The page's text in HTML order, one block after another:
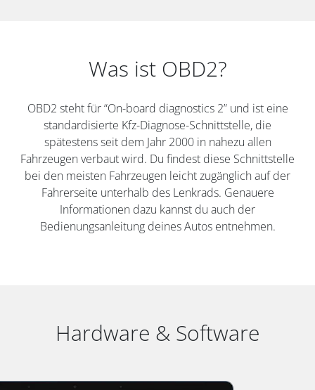
Was ist OBD2?
OBD2 steht für “On-board diagnostics 2” und ist eine
standardisierte Kfz-Diagnose-Schnittstelle, die
spätestens seit dem Jahr 2000 in nahezu allen
Fahrzeugen verbaut wird. Du findest diese Schnittstelle
bei den meisten Fahrzeugen leicht zugänglich auf der
Fahrerseite unterhalb des Lenkrads. Genauere
Informationen dazu kannst du auch der
Bedienungsanleitung deines Autos entnehmen.
Hardware & Software